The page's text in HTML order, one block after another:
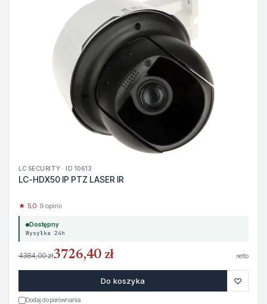
LC SECURITY · ID 10613
LC-HDX50 IP PTZ LASER IR
★ 5.0· 9 opinii
Dostępny
Wysyłka 24h
4384,00 zł3726,40 zł netto
Do koszyka ♡
Dodaj do porównania